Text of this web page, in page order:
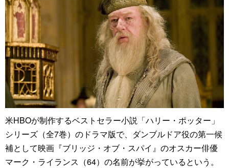
米HBOが制作するベストセラー小説「ハリー・ポッター」
シリーズ（全7巻）のドラマ版で、ダンブルドア役の第一候
補として映画『ブリッジ・オブ・スパイ』のオスカー俳優
マーク・ライランス（64）の名前が挙がっているという。